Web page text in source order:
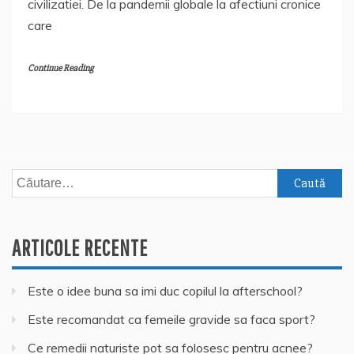
civilizatiei. De la pandemii globale la afectiuni cronice
care
Continue Reading
Caută
după:
ARTICOLE RECENTE
Este o idee buna sa imi duc copilul la afterschool?
Este recomandat ca femeile gravide sa faca sport?
Ce remedii naturiste pot sa folosesc pentru acnee?